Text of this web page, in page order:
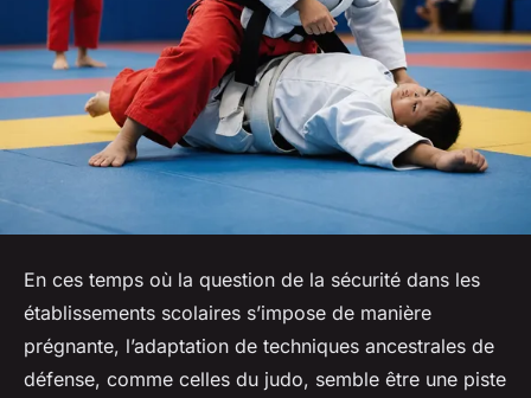
En ces temps où la question de la sécurité dans les
établissements scolaires s’impose de manière
prégnante, l’adaptation de techniques ancestrales de
défense, comme celles du judo, semble être une piste